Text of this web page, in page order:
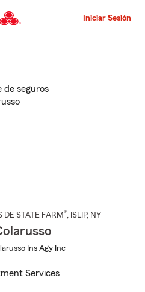
al
principal
Iniciar Sesión
DE STATE FARM®, ISLIP, NY
Ins Agy Inc
Services